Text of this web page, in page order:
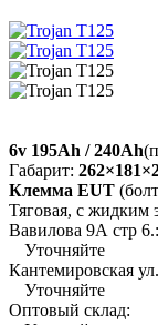
6v 195Ah / 240Ah
Габарит:
Клемма EUT
Тяговая, с жидким
Вавилова 9А стр 6.:
Уточняйте
Кантемировская
Уточняйте
Оптовый склад: